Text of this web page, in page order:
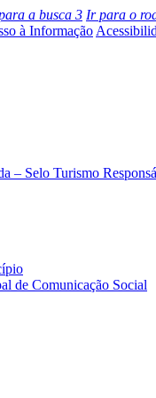
a busca 3 Ir para o
à Informação
– Selo Turismo
de Comunicação Social